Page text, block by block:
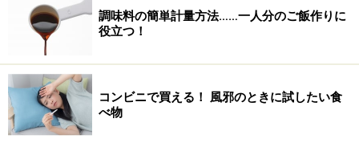
調味料の簡単計量方法……一人分のご飯作りに
役立つ！
コンビニで買える！ 風邪のときに試したい食
べ物